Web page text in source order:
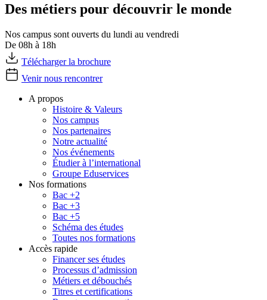
Des métiers pour découvrir le monde
Nos campus sont ouverts du lundi au vendredi
De 08h à 18h
Télécharger la brochure
Venir nous rencontrer
A propos
Histoire & Valeurs
Nos campus
Nos partenaires
Notre actualité
Nos événements
Étudier à l’international
Groupe Eduservices
Nos formations
Bac +2
Bac +3
Bac +5
Schéma des études
Toutes nos formations
Accès rapide
Financer ses études
Processus d’admission
Métiers et débouchés
Titres et certifications